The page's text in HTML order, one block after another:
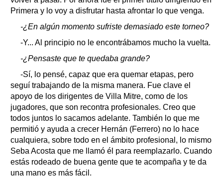
Primera y lo voy a disfrutar hasta afrontar lo que venga.
-¿En algún momento sufriste demasiado este torneo?
-Y... Al principio no le encontrábamos mucho la vuelta.
-¿Pensaste que te quedaba grande?
-Sí, lo pensé, capaz que era quemar etapas, pero
seguí trabajando de la misma manera. Fue clave el
apoyo de los dirigentes de Villa Mitre, como de los
jugadores, que son recontra profesionales. Creo que
todos juntos lo sacamos adelante. También lo que me
permitió y ayuda a crecer Hernán (Ferrero) no lo hace
cualquiera, sobre todo en el ámbito profesional, lo mismo
Seba Acosta que me llamó él para reemplazarlo. Cuando
estás rodeado de buena gente que te acompaña y te da
una mano es más fácil.